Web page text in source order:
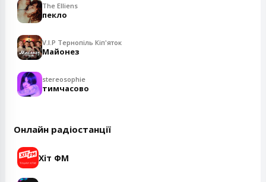
The Elliens
пекло
V.I.P Тернопіль Кіп'яток
Майонез
stereosophie
тимчасово
Онлайн радіостанції
Хіт ФМ